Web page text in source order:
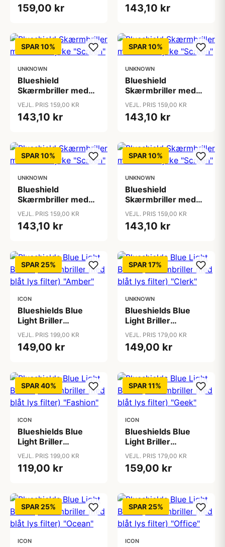
159,00 kr 143,10 kr
SPAR 10%
UNKNOWN
Blueshield
Skærmbriller med
læsestyrke "Screen"
VEJL. PRIS 159,00 KR
143,10 kr
SPAR 10%
UNKNOWN
Blueshield
Skærmbriller med
læsestyrke "Screen"
VEJL. PRIS 159,00 KR
143,10 kr
SPAR 10%
UNKNOWN
Blueshield
Skærmbriller med
læsestyrke "Screen"
VEJL. PRIS 159,00 KR
143,10 kr
SPAR 10%
UNKNOWN
Blueshield
Skærmbriller med
læsestyrke "Screen"
VEJL. PRIS 159,00 KR
143,10 kr
SPAR 25%
ICON
Blueshields Blue
Light Briller
(Skærmbriller med
blåt lys filter)
"Amber"
VEJL. PRIS 199,00 KR
149,00 kr
SPAR 17%
UNKNOWN
Blueshields Blue
Light Briller
(Skærmbriller med
blåt lys filter) "Clerk"
VEJL. PRIS 179,00 KR
149,00 kr
SPAR 40%
ICON
Blueshields Blue
Light Briller
(Skærmbriller med
blåt lys filter)
"Fashion"
VEJL. PRIS 199,00 KR
119,00 kr
SPAR 11%
ICON
Blueshields Blue
Light Briller
(Skærmbriller med
blåt lys filter) "Geek"
VEJL. PRIS 179,00 KR
159,00 kr
SPAR 25%
ICON
SPAR 25%
ICON